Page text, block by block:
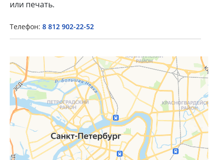
или печать.
Телефон: 8 812 902-22-52
Popup Title
×
Popup Content